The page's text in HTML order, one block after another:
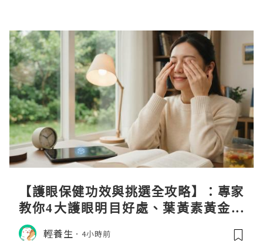
【護眼保健功效與挑選全攻略】：專家
教你4大護眼明目好處、葉黃素黃金比
例與挑選秘訣
輕養生 4小時前